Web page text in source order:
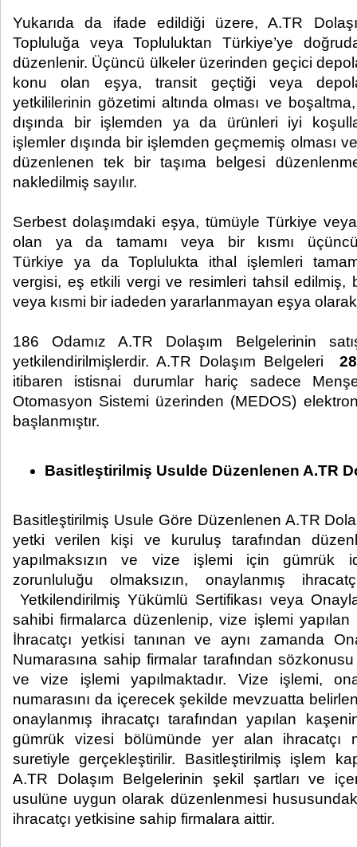
Yukarıda da ifade edildiği üzere, A.TR
Topluluğa veya Topluluktan Türkiye’ye
düzenlenir. Üçüncü ülkeler üzerinden geçici
konu olan eşya, transit geçtiği veya
yetkililerinin gözetimi altında olması ve
dışında bir işlemden ya da ürünleri iyi
işlemler dışında bir işlemden geçmemiş olması
düzenlenen tek bir taşıma belgesi
nakledilmiş sayılır.
Serbest dolaşımdaki eşya, tümüyle Türkiye
olan ya da tamamı veya bir kısmı
Türkiye ya da Toplulukta ithal işlemleri
vergisi, eş etkili vergi ve resimleri tahsil edilmiş,
veya kısmi bir iadeden yararlanmayan eşya olarak
186 Odamız A.TR Dolaşım Belgelerinin
yetkilendirilmişlerdir. A.TR Dolaşım Belgeleri
itibaren istisnai durumlar hariç sadece
Otomasyon Sistemi üzerinden (MEDOS)
başlanmıştır.
Basitleştirilmiş Usulde Düzenlenen A.TR
Basitleştirilmiş Usule Göre Düzenlenen A.TR
yetki verilen kişi ve kuruluş tarafından
yapılmaksızın ve vize işlemi için gümrük
zorunluluğu olmaksızın, onaylanmış
Yetkilendirilmiş Yükümlü Sertifikası veya
sahibi firmalarca düzenlenip, vize işlemi yapılan
İhracatçı yetkisi tanınan ve aynı zamanda
Numarasına sahip firmalar tarafından
ve vize işlemi yapılmaktadır. Vize işlemi,
numarasını da içerecek şekilde mevzuatta
onaylanmış ihracatçı tarafından yapılan
gümrük vizesi bölümünde yer alan ihracatçı
suretiyle gerçekleştirilir. Basitleştirilmiş işlem
A.TR Dolaşım Belgelerinin şekil şartları ve
usulüne uygun olarak düzenlenmesi
ihracatçı yetkisine sahip firmalara aittir.